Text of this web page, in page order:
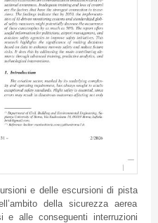
e delle escursioni di pista
della sicurezza aerea
e alle conseguenti interruzioni